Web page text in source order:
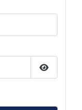
Afficher